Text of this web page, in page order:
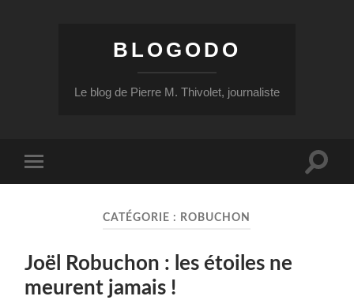
BLOGODO
Le blog de Pierre M. Thivolet, journaliste
mobile
Toggle
CATÉGORIE : ROBUCHON
Joël Robuchon : les étoiles ne
meurent jamais !